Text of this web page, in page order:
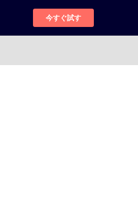
今すぐ試す